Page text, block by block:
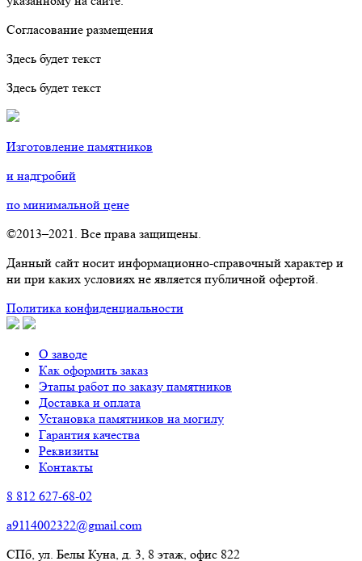
Согласование размещения
Здесь будет текст
Здесь будет текст
Изготовление памятников
и надгробий
по минимальной цене
©2013–2021. Все права защищены.
Данный сайт носит информационно-справочный характер и
ни при каких условиях не является публичной офертой.
Политика конфиденциальности
О заводе
Как оформить заказ
Этапы работ по заказу памятников
Доставка и оплата
Установка памятников на могилу
Гарантия качества
Реквизиты
Контакты
8 812 627-68-02
a9114002322@gmail.com
СПб, ул. Белы Куна, д. 3, 8 этаж, офис 822